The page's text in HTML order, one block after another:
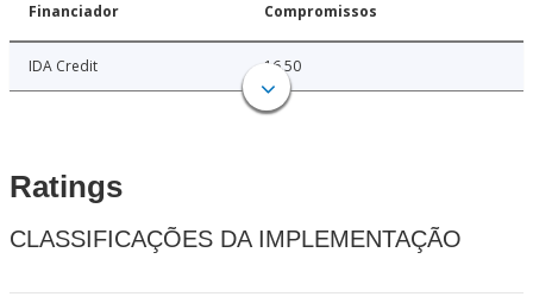
Financiador Compromissos
IDA Credit 16.50
Ratings
CLASSIFICAÇÕES DA IMPLEMENTAÇÃO